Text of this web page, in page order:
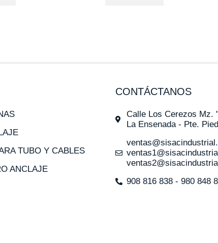
TUBO Y CABLES
ANCLAJE
CONTÁCTANOS
Calle Los Cerezos Mz.
La Ensenada - Pte.
908 816 838 - 980 848